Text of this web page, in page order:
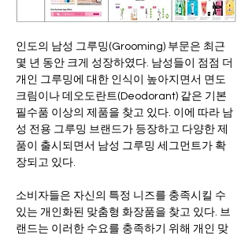
인도의 남성 그루밍(Grooming) 부문은 최근
몇 년 동안 크게 성장하였다. 남성들이 점점 더
개인 그루밍에 대한 인식이 높아지면서 면도
크림이나 데오도란트(Deodorant) 같은 기본
필수품 이상의 제품을 찾고 있다. 이에 따라 남
성 전용 그루밍 브랜드가 등장하고 다양한 제
품이 출시되면서 남성 그루밍 세그먼트가 확
장되고 있다.
소비자들은 자신의 특정 니즈를 충족시킬 수
있는 개인화된 맞춤형 화장품을 찾고 있다. 브
랜드는 이러한 수요를 충족하기 위해 개인 맞